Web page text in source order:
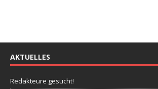
AKTUELLES
Redakteure gesucht!